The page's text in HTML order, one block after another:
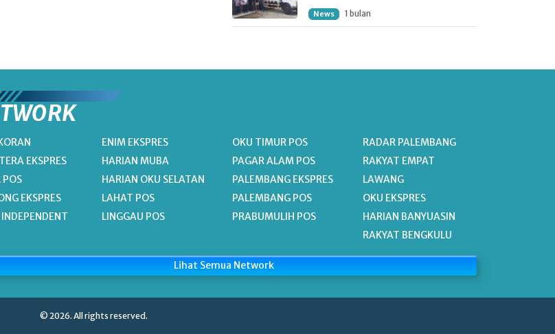
News 1 bulan
EKSPRES
POS
EKSPRES
ENIM EKSPRES
HARIAN MUBA
HARIAN OKU SELATAN
LAHAT POS
LINGGAU POS
OKU TIMUR POS
PAGAR ALAM POS
PALEMBANG EKSPRES
PALEMBANG POS
PRABUMULIH POS
RADAR PALEMBANG
RAKYAT EMPAT
LAWANG
OKU EKSPRES
HARIAN BANYUASIN
RAKYAT BENGKULU
Lihat Semua Network
© 2026. All rights reserved.